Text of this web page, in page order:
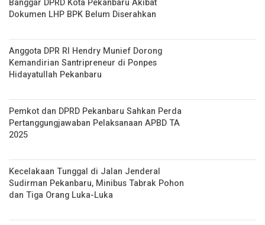
Banggar DPRD Kota Pekanbaru Akibat
Dokumen LHP BPK Belum Diserahkan
Anggota DPR RI Hendry Munief Dorong
Kemandirian Santripreneur di Ponpes
Hidayatullah Pekanbaru
Pemkot dan DPRD Pekanbaru Sahkan Perda
Pertanggungjawaban Pelaksanaan APBD TA
2025
Kecelakaan Tunggal di Jalan Jenderal
Sudirman Pekanbaru, Minibus Tabrak Pohon
dan Tiga Orang Luka-Luka